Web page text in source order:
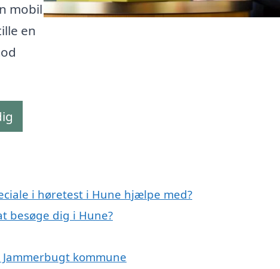
mobil
en
i høretest i Hune hjælpe med?
besøge dig i Hune?
kommune